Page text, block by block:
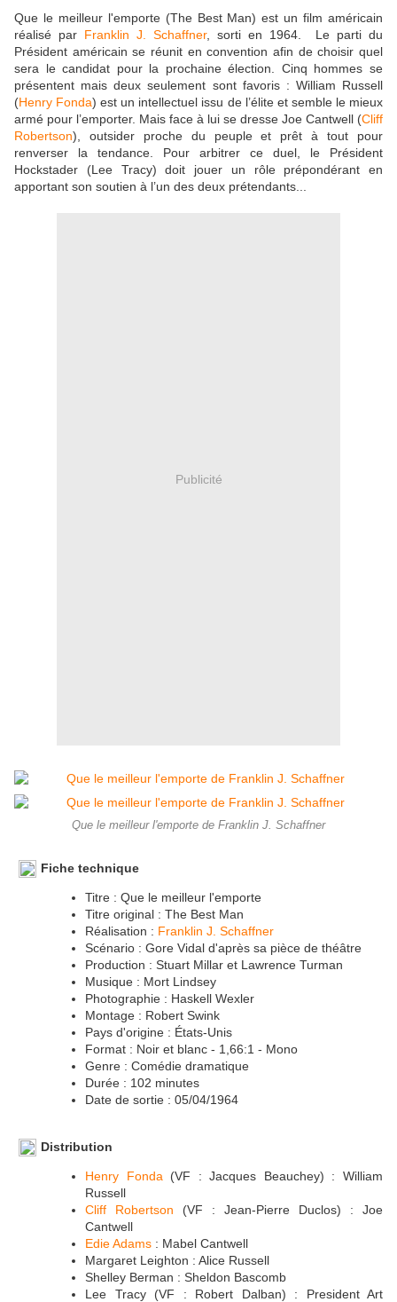
Que le meilleur l'emporte (The Best Man) est un film américain
réalisé par Franklin J. Schaffner, sorti en 1964. Le parti du
Président américain se réunit en convention afin de choisir quel
sera le candidat pour la prochaine élection. Cinq hommes se
présentent mais deux seulement sont favoris : William Russell
(Henry Fonda) est un intellectuel issu de l’élite et semble le mieux
armé pour l’emporter. Mais face à lui se dresse Joe Cantwell (Cliff
Robertson), outsider proche du peuple et prêt à tout pour
renverser la tendance. Pour arbitrer ce duel, le Président
Hockstader (Lee Tracy) doit jouer un rôle prépondérant en
apportant son soutien à l’un des deux prétendants...
Publicité
Que le meilleur l'emporte de Franklin J. Schaffner
Fiche technique
Titre : Que le meilleur l'emporte
Titre original : The Best Man
Réalisation : Franklin J. Schaffner
Scénario : Gore Vidal d'après sa pièce de théâtre
Production : Stuart Millar et Lawrence Turman
Musique : Mort Lindsey
Photographie : Haskell Wexler
Montage : Robert Swink
Pays d'origine : États-Unis
Format : Noir et blanc - 1,66:1 - Mono
Genre : Comédie dramatique
Durée : 102 minutes
Date de sortie : 05/04/1964
Distribution
Henry Fonda (VF : Jacques Beauchey) : William
Russell
Cliff Robertson (VF : Jean-Pierre Duclos) : Joe
Cantwell
Edie Adams : Mabel Cantwell
Margaret Leighton : Alice Russell
Shelley Berman : Sheldon Bascomb
Lee Tracy (VF : Robert Dalban) : President Art